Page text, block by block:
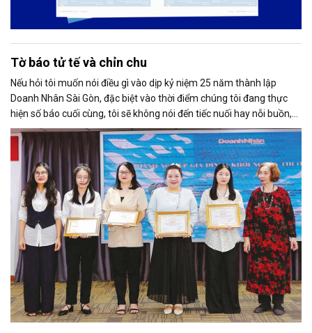
Tờ báo tử tế và chỉn chu
Nếu hỏi tôi muốn nói điều gì vào dịp kỷ niệm 25 năm thành lập
Doanh Nhân Sài Gòn, đặc biệt vào thời điểm chúng tôi đang thực
hiện số báo cuối cùng, tôi sẽ không nói đến tiếc nuối hay nỗi buồn,
thay vào đó là niềm tự hào. Bởi khi nghĩ về Doanh Nhân Sài Gòn, tôi
luôn nghĩ đó là một tờ báo “tử tế, chỉn chu”. Những điều tưởng như
rất bình thường ấy đã nuôi dưỡng tôi suốt 25 năm làm nghề. Và có
lẽ sẽ còn theo tôi đến hết cuộc đời cầm bút.